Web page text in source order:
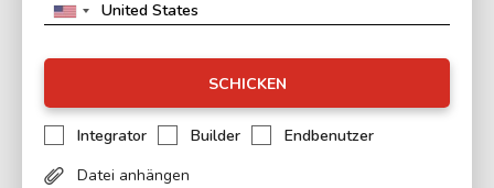
SCHICKEN
Integrator Builder
Endbenutzer
Datei anhängen